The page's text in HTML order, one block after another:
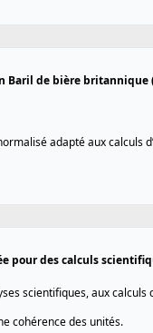
Baril de bière
adapté aux calculs
pour des calculs
scientifiques, aux calculs
cohérence des unités.